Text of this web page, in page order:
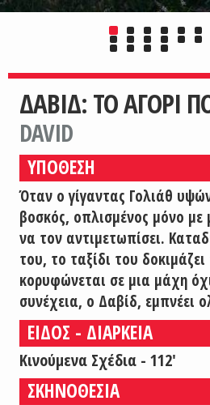
ΔΑΒΙΔ: ΤΟ ΑΓΟΡΙ
DAVID
ΥΠΟΘΕΣΗ
Όταν ο γίγαντας Γολιάθ
βοσκός, οπλισμένος μόνο με
να τον αντιμετωπίσει.
του, το ταξίδι του
κορυφώνεται σε μια μάχη
συνέχεια, ο Δαβίδ, εμπνέει
ΕΙΔΟΣ - ΔΙΑΡΚΕΙΑ
Κινούμενα Σχέδια - 112'
ΣΚΗΝΟΘΕΣΙΑ